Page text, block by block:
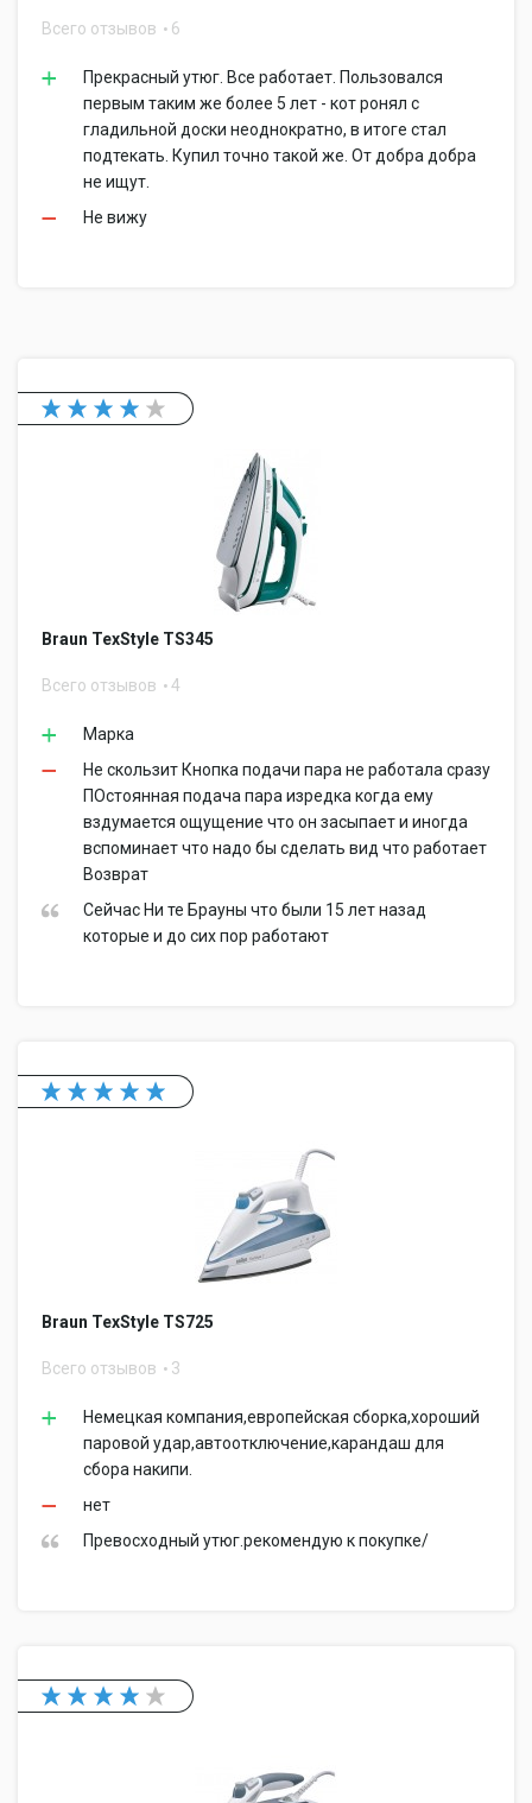
Всего отзывов 6
Прекрасный утюг. Все работает. Пользовался
первым таким же более 5 лет - кот ронял с
гладильной доски неоднократно, в итоге стал
подтекать. Купил точно такой же. От добра добра
не ищут.
Не вижу
Braun TexStyle TS345
Всего отзывов 4
Марка
Не скользит Кнопка подачи пара не работала сразу
ПОстоянная подача пара изредка когда ему
вздумается ощущение что он засыпает и иногда
вспоминает что надо бы сделать вид что работает
Возврат
Сейчас Ни те Брауны что были 15 лет назад
которые и до сих пор работают
Braun TexStyle TS725
Всего отзывов 3
Немецкая компания,европейская сборка,хороший
паровой удар,автоотключение,карандаш для
сбора накипи.
нет
Превосходный утюг.рекомендую к покупке/